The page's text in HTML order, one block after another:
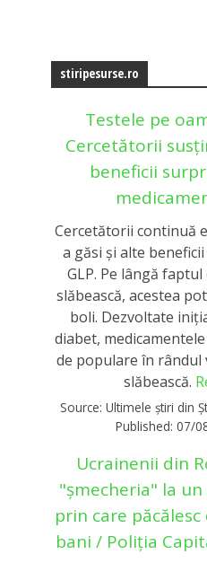
stiripesurse.ro
Testele pe
Cercetătorii
beneficii
Cercetătorii continuă
a găsi și alte
GLP. Pe lângă
slăbească, acestea
boli. Dezvoltate
diabet,
de populare în rândul
slăbească.
Source: Ultimele știri din
Published: 07/
Ucrainenii din
"șmecheria" la
prin care
bani / Poliția